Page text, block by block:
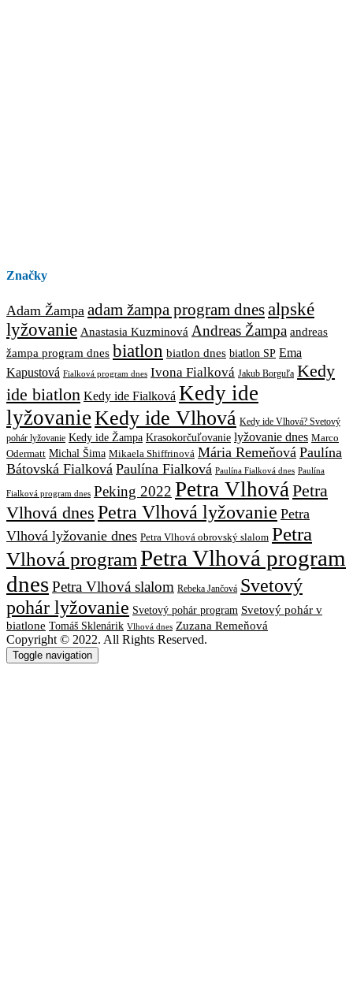
Značky
Adam Žampa adam žampa program dnesalpské
lyžovanie Anastasia Kuzminová Andreas Žampa andreas
žampa program dnes biatlon biatlon dnes biatlon SP Ema
Kapustová Fialková program dnes Ivona Fialková Jakub Borguľa Kedy
ide biatlon Kedy ide Fialková Kedy ide
lyžovanieKedy ide Vlhová Kedy ide Vlhová? Svetový
pohár lyžovanie Kedy ide Žampa Krasokorčuľovanie lyžovanie dnes Marco
Odermatt Michal Šima Mikaela Shiffrinová Mária Remeňová Paulína
Bátovská Fialková Paulína Fialková Paulína Fialková dnes Paulína
Fialková program dnes Peking 2022 Petra VlhováPetra
Vlhová dnes Petra Vlhová lyžovanie Petra
Vlhová lyžovanie dnes Petra Vlhová obrovský slalom Petra
Vlhová programPetra Vlhová program
dnesPetra Vlhová slalom Rebeka Jančová Svetový
pohár lyžovanie Svetový pohár program Svetový pohár v
biatlone Tomáš Sklenárik Vlhová dnes Zuzana Remeňová
Copyright © 2022. All Rights Reserved.
Toggle navigation